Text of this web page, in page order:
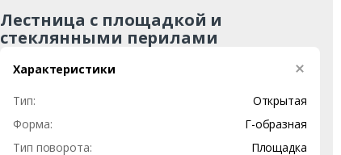
Лестница с площадкой и
стеклянными перилами
Характеристики
Тип:
Открытая
Форма:
Г-образная
Тип поворота:
Площадка